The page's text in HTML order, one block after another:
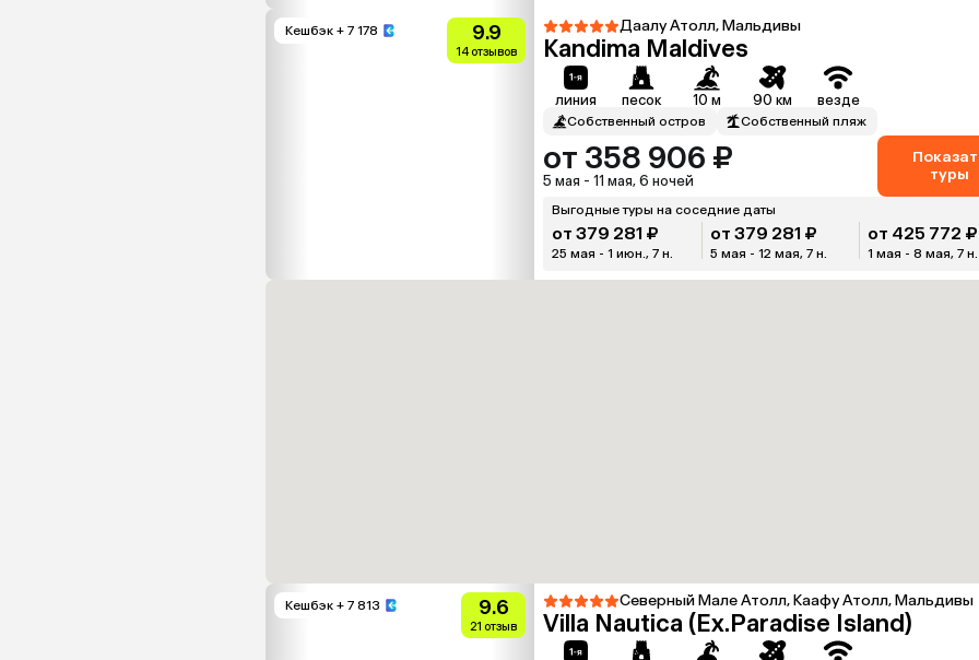
Кешбэк + 7 178 9.9
14 отзывов
Даалу Атолл, Мальдивы
Kandima Maldives
линия песок 10 м 90 км везде
Собственный остров Собственный пляж
от 358 906 ₽
5 мая - 11 мая, 6 ночей
туры
Выгодные туры на соседние даты
от 379 281 ₽
25 мая - 1 июн., 7 н.
от 379 281 ₽
5 мая - 12 мая, 7 н.
от 425 772 ₽
1 мая - 8 мая, 7 н.
Кешбэк + 7 813 9.6
21 отзыв
Северный Мале Атолл, Каафу Атолл, Мальдивы
Villa Nautica (Ex.Paradise Island)